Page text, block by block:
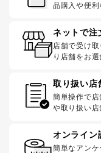
品購入や便利
ネットで注
店舗で受け
り店舗をお選
取り扱い店
簡単操作で
や取り扱い店
オンライン
簡単なアン